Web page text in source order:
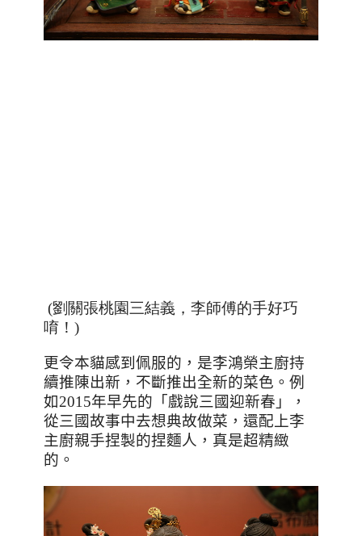
(劉關張桃園三結義，李師傅的手好巧
唷！)
更令本貓感到佩服的，是李鴻榮主廚持
續推陳出新，不斷推出全新的菜色。例
如2015年早先的「戲說三國迎新春」，
從三國故事中去想典故做菜，還配上李
主廚親手捏製的捏麵人，真是超精緻
的。